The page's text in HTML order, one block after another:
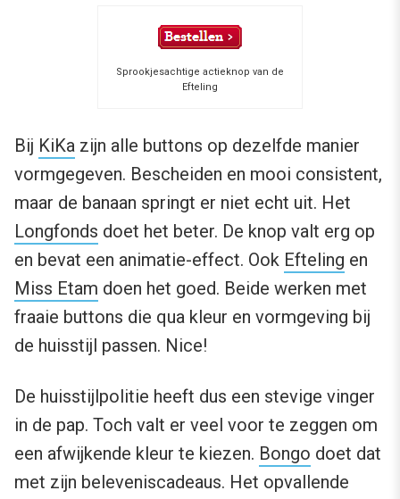
Sprookjesachtige actieknop van de
Efteling
Bij KiKa zijn alle buttons op dezelfde manier
vormgegeven. Bescheiden en mooi consistent,
maar de banaan springt er niet echt uit. Het
Longfonds doet het beter. De knop valt erg op
en bevat een animatie-effect. Ook Efteling en
Miss Etam doen het goed. Beide werken met
fraaie buttons die qua kleur en vormgeving bij
de huisstijl passen. Nice!
De huisstijlpolitie heeft dus een stevige vinger
in de pap. Toch valt er veel voor te zeggen om
een afwijkende kleur te kiezen. Bongo doet dat
met zijn beleveniscadeaus. Het opvallende